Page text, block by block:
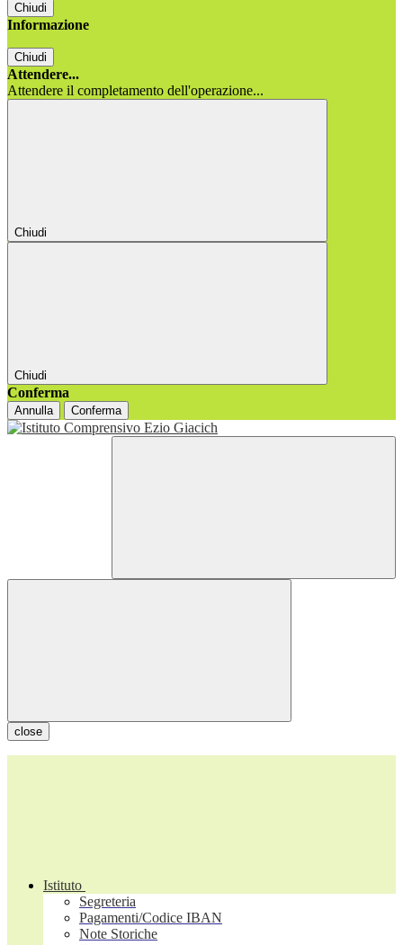
Chiudi
Informazione
Chiudi
Attendere...
Attendere il completamento dell'operazione...
Chiudi
Chiudi
Conferma
Annulla Conferma
close
Istituto
Segreteria
Pagamenti/Codice IBAN
Note Storiche